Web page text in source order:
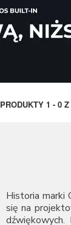
PRODUKTY 1 - 0 Z
Historia marki
się na
dźwiękowych.